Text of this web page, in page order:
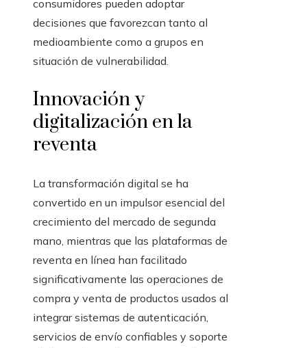
consumidores pueden adoptar
decisiones que favorezcan tanto al
medioambiente como a grupos en
situación de vulnerabilidad.
Innovación y
digitalización en la
reventa
La transformación digital se ha
convertido en un impulsor esencial del
crecimiento del mercado de segunda
mano, mientras que las plataformas de
reventa en línea han facilitado
significativamente las operaciones de
compra y venta de productos usados al
integrar sistemas de autenticación,
servicios de envío confiables y soporte